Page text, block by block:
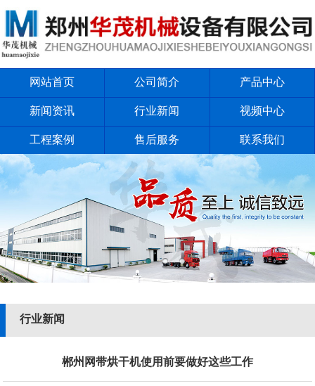
网站首页 公司简介 产品中心
新闻资讯 行业新闻 视频中心
工程案例 售后服务 联系我们
行业新闻
郴州网带烘干机使用前要做好这些工作